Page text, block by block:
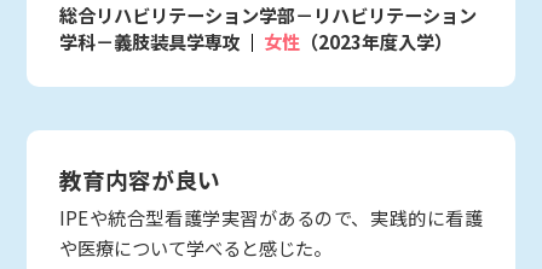
総合リハビリテーション学部－リハビリテーション
学科－義肢装具学専攻
女性 （2023年度入学）
教育内容が良い
IPEや統合型看護学実習があるので、実践的に看護
や医療について学べると感じた。